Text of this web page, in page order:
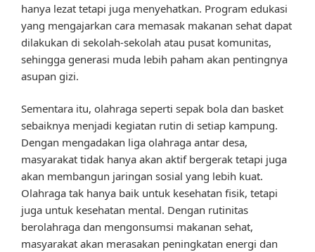
hanya lezat tetapi juga menyehatkan. Program edukasi
yang mengajarkan cara memasak makanan sehat dapat
dilakukan di sekolah-sekolah atau pusat komunitas,
sehingga generasi muda lebih paham akan pentingnya
asupan gizi.
Sementara itu, olahraga seperti sepak bola dan basket
sebaiknya menjadi kegiatan rutin di setiap kampung.
Dengan mengadakan liga olahraga antar desa,
masyarakat tidak hanya akan aktif bergerak tetapi juga
akan membangun jaringan sosial yang lebih kuat.
Olahraga tak hanya baik untuk kesehatan fisik, tetapi
juga untuk kesehatan mental. Dengan rutinitas
berolahraga dan mengonsumsi makanan sehat,
masyarakat akan merasakan peningkatan energi dan